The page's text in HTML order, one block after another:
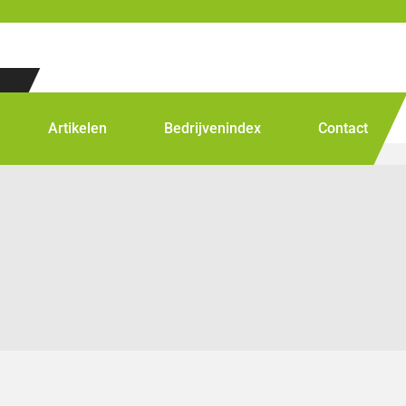
Artikelen Bedrijvenindex Contact